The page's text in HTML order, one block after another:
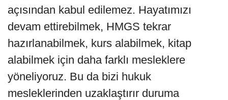
açısından kabul edilemez. Hayatımızı
devam ettirebilmek, HMGS tekrar
hazırlanabilmek, kurs alabilmek, kitap
alabilmek için daha farklı mesleklere
yöneliyoruz. Bu da bizi hukuk
mesleklerinden uzaklaştırır duruma